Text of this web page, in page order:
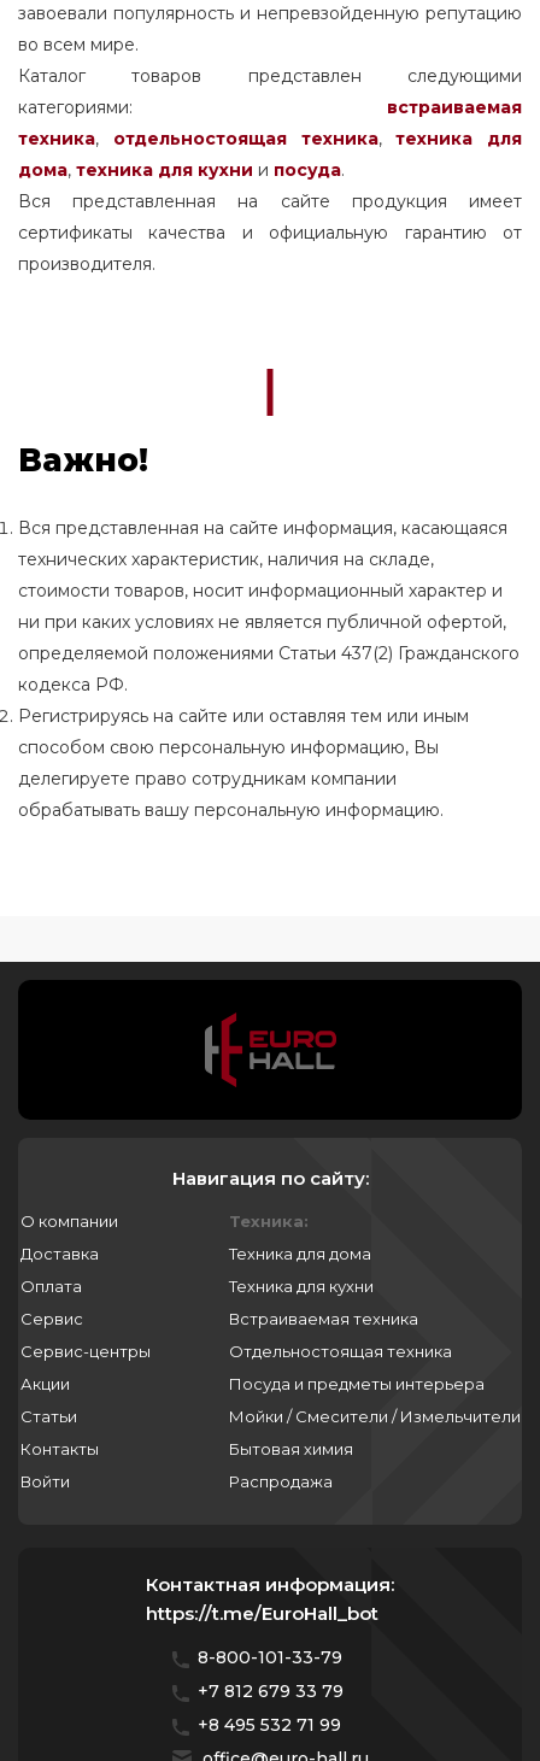
завоевали популярность и непревзойденную репутацию
во всем мире.
Каталог товаров представлен следующими
категориями: встраиваемая
техника, отдельностоящаятехника,
техника для
дома, техника для кухни и посуда.
Вся представленная на сайте продукция имеет
сертификаты качества и официальную гарантию от
производителя.
Важно!
Вся представленная на сайте информация, касающаяся
технических характеристик, наличия на складе,
стоимости товаров, носит информационный характер и
ни при каких условиях не является публичной офертой,
определяемой положениями Статьи 437(2) Гражданского
кодекса РФ.
Регистрируясь на сайте или оставляя тем или иным
способом свою персональную информацию, Вы
делегируете право сотрудникам компании
обрабатывать вашу персональную информацию.
Навигация по сайту:
О компании
Доставка
Оплата
Сервис
Сервис-центры
Акции
Статьи
Контакты
Войти
Техника:
Техника для дома
Техника для кухни
Встраиваемая техника
Отдельностоящая техника
Посуда и предметы интерьера
Мойки / Смесители / Измельчители
Бытовая химия
Распродажа
Контактная информация:
https://t.me/EuroHall_bot
8-800-101-33-79
+7 812 679 33 79
+8 495 532 71 99